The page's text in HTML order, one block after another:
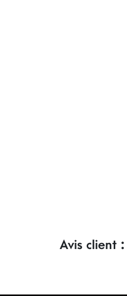
Avis client :